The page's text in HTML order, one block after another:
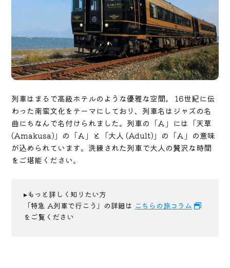
列車はまるで高級ホテルのような優雅な空間。 16世紀に伝
わった南蛮文化をテーマにしており、列車名はジャズの名
曲にちなんで名付けられました。列車の「Ａ」には「天草
(Amakusa)」の「Ａ」と「大人 (Adult)」の「Ａ」の意味
が込められています。洗練された列車で大人の贅沢な時間
をご堪能ください。
▸もっと詳しく知りたい方
「特急 A列車で行こう」の詳細は こちらの旅コラム
をご覧ください